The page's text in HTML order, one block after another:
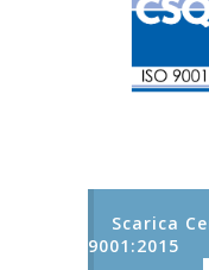
Scarica
9001:2015